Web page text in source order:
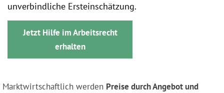
unverbindliche Ersteinschätzung.
Jetzt Hilfe im Arbeitsrecht
erhalten
Marktwirtschaftlich werden Preise durch Angebot und